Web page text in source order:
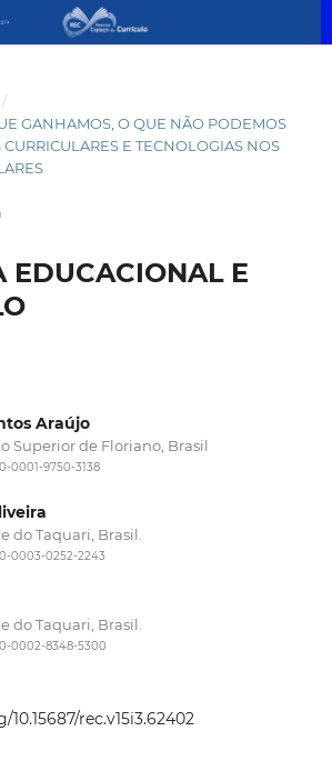
/
GANHAMOS, O QUE NÃO PODEMOS
CURRICULARES E TECNOLOGIAS NOS
EDUCACIONAL E
Araújo
Superior de Floriano, Brasil
0001-9750-3138
do Taquari, Brasil.
0003-0252-2243
do Taquari, Brasil.
0002-8348-5300
rec.v15i3.62402